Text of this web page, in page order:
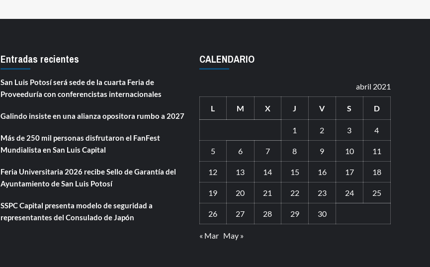
Entradas recientes
San Luis Potosí será sede de la cuarta Feria de
Proveeduría con conferencistas internacionales
Galindo insiste en una alianza opositora rumbo a 2027
Más de 250 mil personas disfrutaron el FanFest
Mundialista en San Luis Capital
Feria Universitaria 2026 recibe Sello de Garantía del
Ayuntamiento de San Luis Potosí
SSPC Capital presenta modelo de seguridad a
representantes del Consulado de Japón
CALENDARIO
abril 2021
L M X J V S D
1 2 3 4
5 6 7 8 9 10 11
12 13 14 15 16 17 18
19 20 21 22 23 24 25
26 27 28 29 30
« Mar May »